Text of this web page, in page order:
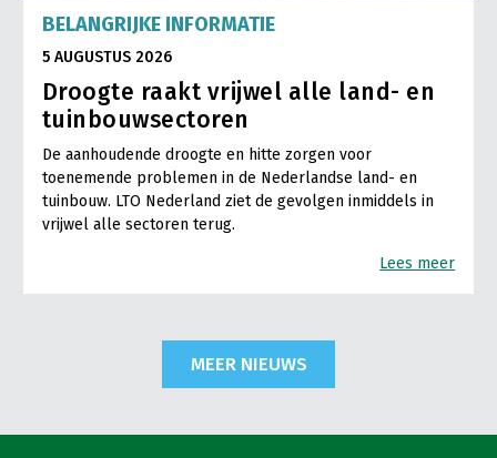
BELANGRIJKE INFORMATIE
5 AUGUSTUS 2026
Droogte raakt vrijwel alle land- en
tuinbouwsectoren
De aanhoudende droogte en hitte zorgen voor
toenemende problemen in de Nederlandse land- en
tuinbouw. LTO Nederland ziet de gevolgen inmiddels in
vrijwel alle sectoren terug.
Lees meer
MEER NIEUWS